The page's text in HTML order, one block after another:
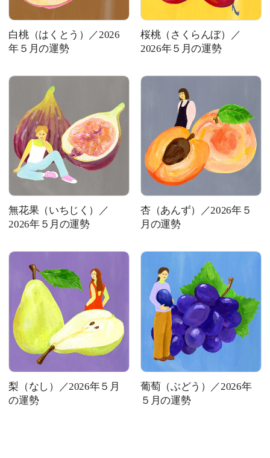
白桃（はくとう）／2026
年５月の運勢
桜桃（さくらんぼ）／
2026年５月の運勢
無花果（いちじく）／
2026年５月の運勢
杏（あんず）／2026年５
月の運勢
梨（なし）／2026年５月
の運勢
葡萄（ぶどう）／2026年
５月の運勢